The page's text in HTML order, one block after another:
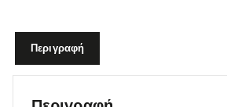
Περιγραφή